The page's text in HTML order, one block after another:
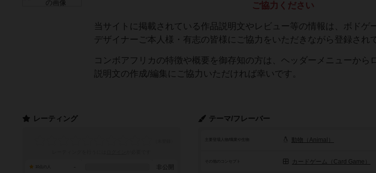
ご協力ください
当サイトに掲載されている作品説明文やレビュー等の情報は、ボドゲ
デザイナーご本人様・有志の皆様にご協力をいただきながら登録され
コンボアフリカの特徴や概要を御存知の方は、ヘッダーメニューから
説明文の作成/編集にご協力いただければ幸いです。
テーマ/フレーバー
動物（Animal）
その他のコンセプト カードゲーム（Card Game）
レーティング
- 非公開